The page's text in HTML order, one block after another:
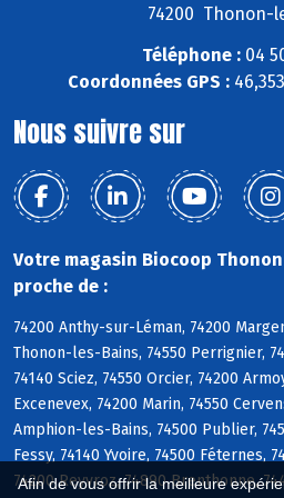
Afin de vous offrir la meilleure
74200 Thonon-
Téléphone : 04
Coordonnées GPS :
Nous suivre sur
Votre magasin Biocoop
proche de :
74200 Anthy-sur-Léman, 74200
Thonon-les-Bains, 74550 Perrignier,
74140 Sciez, 74550 Orcier, 74200
Excenevex, 74200 Marin, 74550
Amphion-les-Bains, 74500 Publier,
Fessy, 74140 Yvoire, 74500 Féternes,
74200 Reyvroz, 74890 Brenthonne,